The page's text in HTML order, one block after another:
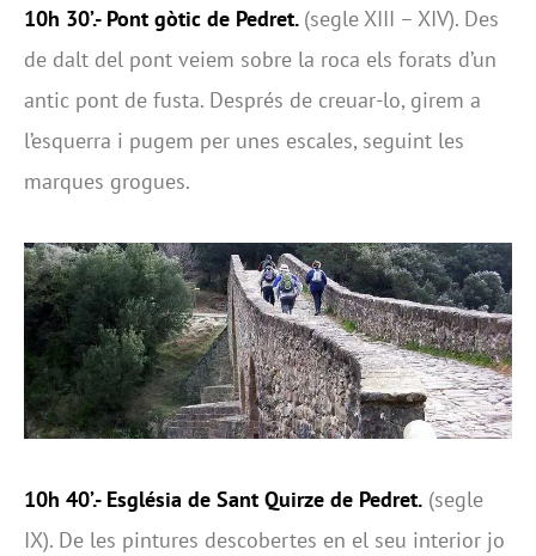
10h 30’.- Pont gòtic de Pedret. (segle XIII – XIV). Des
de dalt del pont veiem sobre la roca els forats d’un
antic pont de fusta. Després de creuar-lo, girem a
l’esquerra i pugem per unes escales, seguint les
marques grogues.
10h 40’.- Església de Sant Quirze de Pedret. (segle
IX). De les pintures descobertes en el seu interior jo